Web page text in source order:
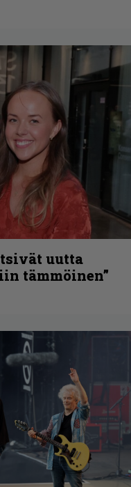
uutta
tämmöinen”